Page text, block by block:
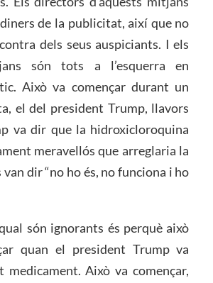
de la publicitat, així que no
dels seus auspiciants. I els
són tots a l’esquerra en
Això va començar durant un
el del president Trump, llavors
va dir que la hidroxicloroquina
meravellós que arreglaria la
dir “no ho és, no funciona i ho
són ignorants és perquè això
quan el president Trump va
medicament. Això va començar,